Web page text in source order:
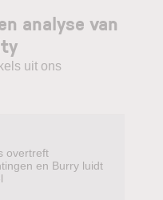
analyse van
uit ons
overtreft
en Burry luidt